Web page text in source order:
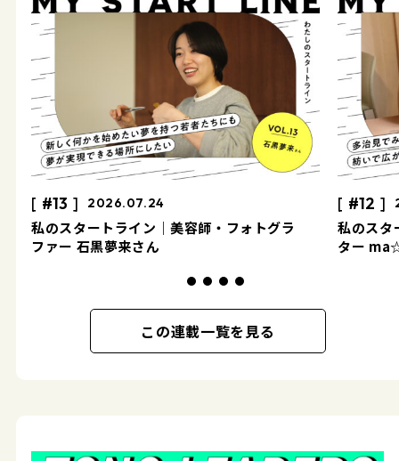
#13 2026.07.24
私のスタートライン｜美容師・フォトグラ
ファー 石黒夢来さん
#12
私のスタ
ター
この連載一覧を見る